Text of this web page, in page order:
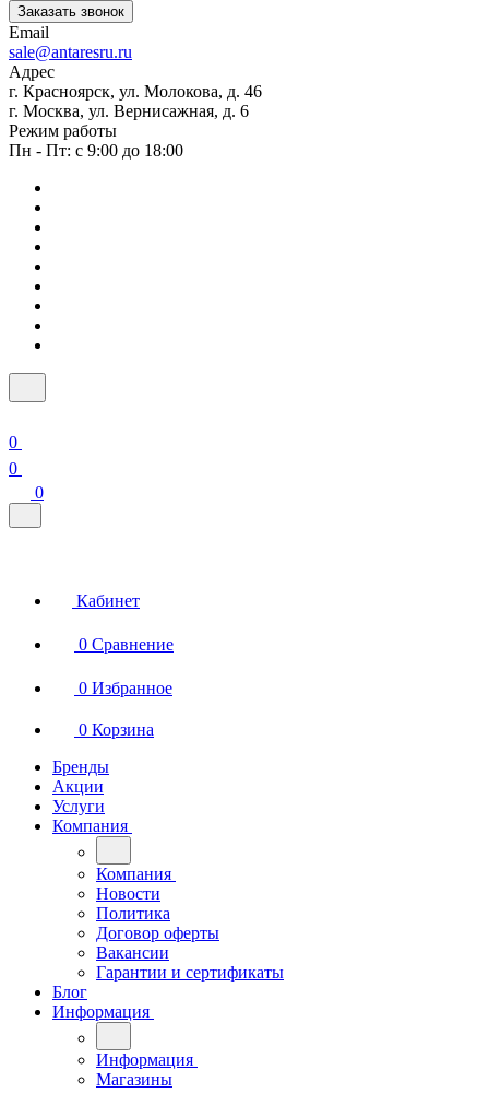
Заказать звонок
Email
sale@antaresru.ru
Адрес
г. Красноярск, ул. Молокова, д. 46
г. Москва, ул. Вернисажная, д. 6
Режим работы
Пн - Пт: с 9:00 до 18:00
0
0
0
Кабинет
0 Сравнение
0 Избранное
0 Корзина
Бренды
Акции
Услуги
Компания
Компания
Новости
Политика
Договор оферты
Вакансии
Гарантии и сертификаты
Блог
Информация
Информация
Магазины